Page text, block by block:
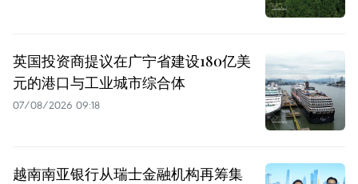
英国投资商提议在广宁省建设180亿美
元的港口与工业城市综合体
07/08/2026 09:18
越南南亚银行从瑞士金融机构再筹集